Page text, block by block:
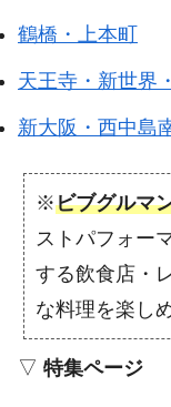
鶴橋・上本町
天王寺・新世界
新大阪・西中島
※ビブグルマ
ストパフォー
する飲食店・
な料理を楽し
▽ 特集ページ